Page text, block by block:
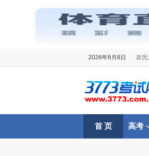
2026年8月8日 农历
首 页 高考